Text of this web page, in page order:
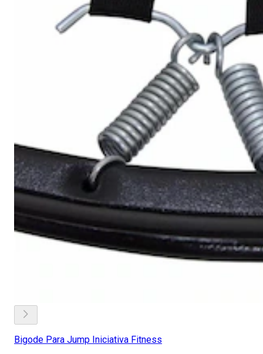
Bigode Para Jump Iniciativa Fitness